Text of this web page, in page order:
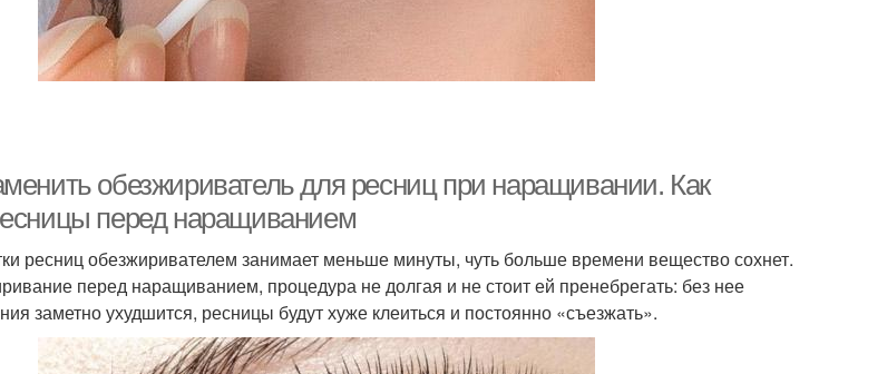
обезжириватель для ресниц при наращивании. Как
перед наращиванием
ресниц обезжиривателем занимает меньше минуты, чуть больше времени вещество сохнет.
перед наращиванием, процедура не долгая и не стоит ей пренебрегать: без нее
заметно ухудшится, ресницы будут хуже клеиться и постоянно «съезжать».